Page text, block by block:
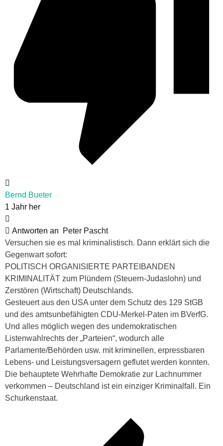
Bernd Bueter
1 Jahr her
Antworten an
Peter Pascht
Versuchen sie es mal kriminalistisch. Dann erklärt sich die
Gegenwart sofort:
POLITISCH ORGANISIERTE PARTEIBANDEN
KRIMINALITÄT zum Plündern (Steuern-Judaslohn) und
Zerstören (Wirtschaft) Deutschlands.
Gesteuert aus den USA unter dem Schutz des 129 StGB
und des amtsunbefähigten CDU-Merkel-Paten im BVerfG.
Und alles möglich wegen des undemokratischen
Listenwahlrechts der „Parteien“, wodurch alle
Parlamente/Behörden usw. mit kriminellen, erpressbaren
Lebens- und Leistungsversagern geflutet werden konnten.
Die behauptete Wehrhafte Demokratie zur Lachnummer
verkommen – Deutschland ist ein einziger Kriminalfall. Ein
Schurkenstaat.